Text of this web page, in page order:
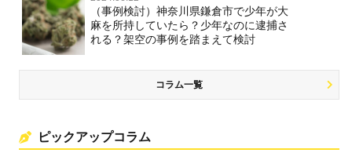
（事例検討）神奈川県鎌倉市で少年が大
麻を所持していたら？少年なのに逮捕さ
れる？架空の事例を踏まえて検討
コラム一覧
ピックアップコラム